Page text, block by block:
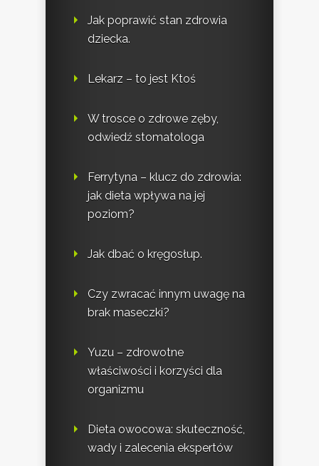
Jak poprawić stan zdrowia
dziecka.
Lekarz – to jest Ktoś
W trosce o zdrowe zęby,
odwiedź stomatologa
Ferrytyna – klucz do zdrowia:
jak dieta wpływa na jej
poziom?
Jak dbać o kręgosłup.
Czy zwracać innym uwagę na
brak maseczki?
Yuzu – zdrowotne
właściwości i korzyści dla
organizmu
Dieta owocowa: skuteczność,
wady i zalecenia ekspertów